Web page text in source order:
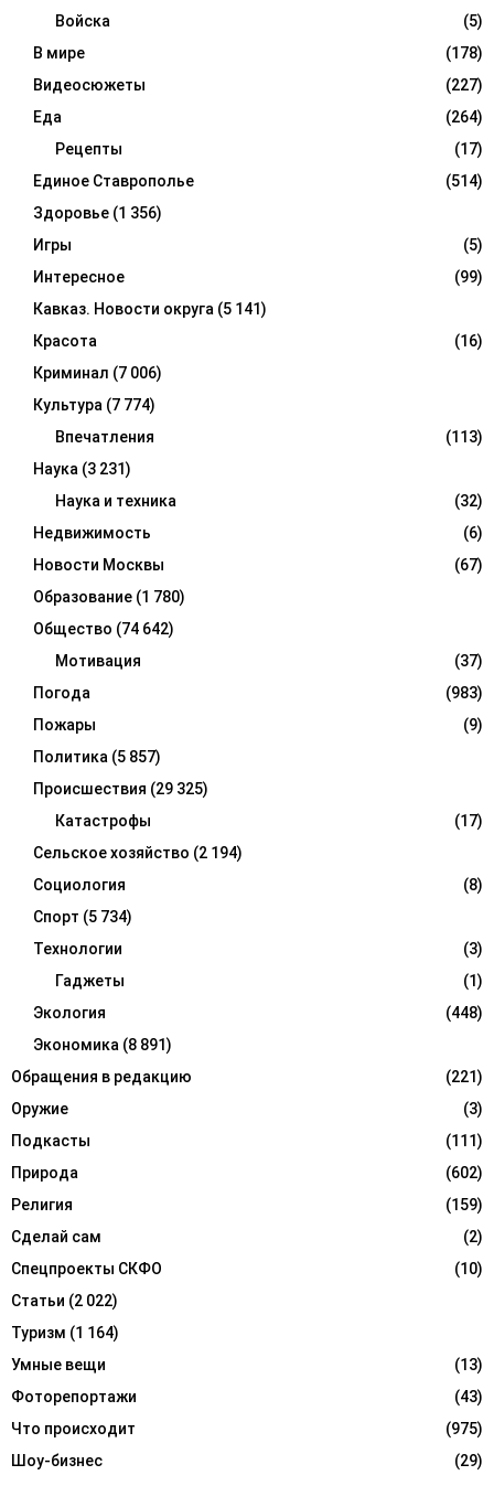
Войска
(5)
В мире
(178)
Видеосюжеты
(227)
Еда
(264)
Рецепты
(17)
Единое Ставрополье
(514)
Здоровье (1 356)
Игры
(5)
Интересное
(99)
Кавказ. Новости округа (5 141)
Красота
(16)
Криминал (7 006)
Культура (7 774)
Впечатления
(113)
Наука (3 231)
Наука и техника
(32)
Недвижимость
(6)
Новости Москвы
(67)
Образование (1 780)
Общество (74 642)
Мотивация
(37)
Погода
(983)
Пожары
(9)
Политика (5 857)
Происшествия (29 325)
Катастрофы
(17)
Сельское хозяйство (2 194)
Социология
(8)
Спорт (5 734)
Технологии
(3)
Гаджеты
(1)
Экология
(448)
Экономика (8 891)
Обращения в редакцию
(221)
Оружие
(3)
Подкасты
(111)
Природа
(602)
Религия
(159)
Сделай сам
(2)
Спецпроекты СКФО
(10)
Статьи (2 022)
Туризм (1 164)
Умные вещи
(13)
Фоторепортажи
(43)
Что происходит
(975)
Шоу-бизнес
(29)